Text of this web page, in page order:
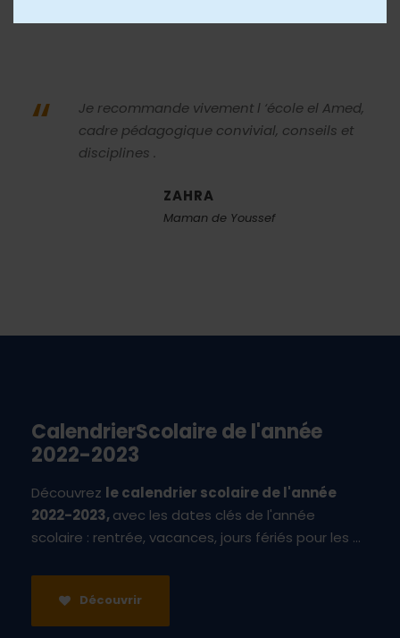
“
Je recommande vivement l ‘école el Amed,
cadre pédagogique convivial, conseils et
disciplines .
ZAHRA
Maman de Youssef
CalendrierScolaire de l'année
2022-2023
Découvrez le calendrier scolaire de l'année
2022-2023,avec les dates clés de l'année
scolaire : rentrée, vacances, jours fériés pour les ...
Découvrir